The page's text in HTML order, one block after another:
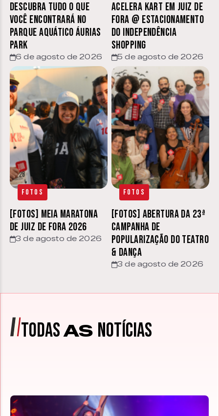
Descubra tudo o que
você encontrará no
parque aquático Áurias
Park
6 de agosto de 2026
Acelera Kart em Juiz de
Fora @ estacionamento
do Independência
Shopping
5 de agosto de 2026
Fotos
[FOTOS] Meia Maratona
de Juiz de Fora 2026
3 de agosto de 2026
Fotos
[FOTOS] Abertura da 23ª
Campanha de
Popularização do Teatro
& Dança
3 de agosto de 2026
TODASAS NOTÍCIAS